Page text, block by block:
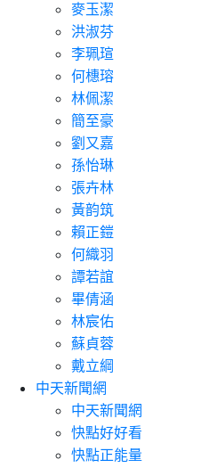
麥玉潔
洪淑芬
李珮瑄
何橞瑢
林佩潔
簡至豪
劉又嘉
孫怡琳
張卉林
黃韵筑
賴正鎧
何織羽
譚若誼
畢倩涵
林宸佑
蘇貞蓉
戴立綱
中天新聞網
中天新聞網
快點好好看
快點正能量